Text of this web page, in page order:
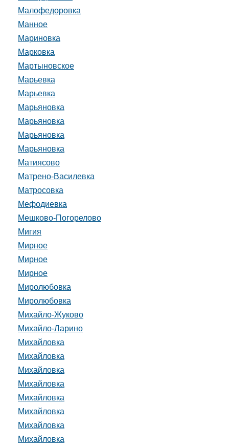
Малофедоровка
Манное
Мариновка
Марковка
Мартыновское
Марьевка
Марьевка
Марьяновка
Марьяновка
Марьяновка
Марьяновка
Матиясово
Матрено-Василевка
Матросовка
Мефодиевка
Мешково-Погорелово
Мигия
Мирное
Мирное
Мирное
Миролюбовка
Миролюбовка
Михайло-Жуково
Михайло-Ларино
Михайловка
Михайловка
Михайловка
Михайловка
Михайловка
Михайловка
Михайловка
Михайловка